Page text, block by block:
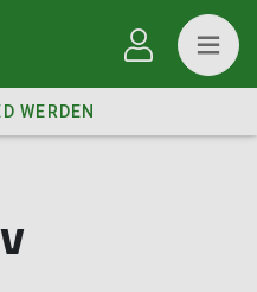
WERDEN